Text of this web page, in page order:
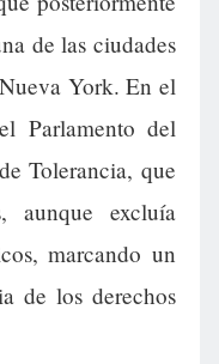
de las ciudades
York. En el
Parlamento del
Tolerancia, que
aunque excluía
marcando un
de los derechos